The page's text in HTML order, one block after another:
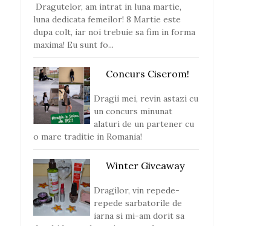
Dragutelor, am intrat in luna martie,
luna dedicata femeilor! 8 Martie este
dupa colt, iar noi trebuie sa fim in forma
maxima! Eu sunt fo...
Concurs Ciserom!
Dragii mei, revin astazi cu
un concurs minunat
alaturi de un partener cu
o mare traditie in Romania!
Winter Giveaway
Dragilor, vin repede-
repede sarbatorile de
iarna si mi-am dorit sa